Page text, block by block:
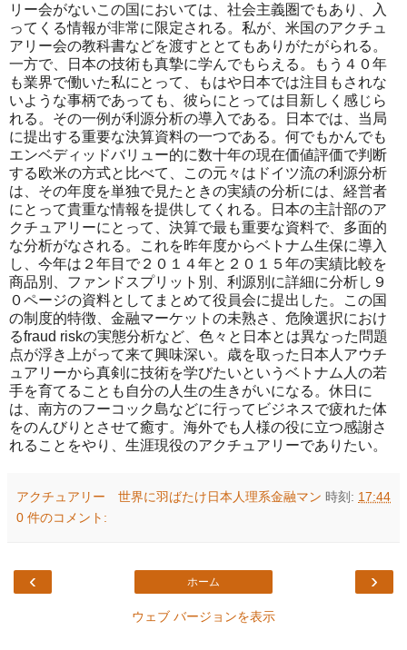
リー会がないこの国においては、社会主義圏でもあり、入
ってくる情報が非常に限定される。私が、米国のアクチュ
アリー会の教科書などを渡すととてもありがたがられる。
一方で、日本の技術も真摯に学んでもらえる。もう４０年
も業界で働いた私にとって、もはや日本では注目もされな
いような事柄であっても、彼らにとっては目新しく感じら
れる。その一例が利源分析の導入である。日本では、当局
に提出する重要な決算資料の一つである。何でもかんでも
エンベディッドバリュー的に数十年の現在価値評価で判断
する欧米の方式と比べて、この元々はドイツ流の利源分析
は、その年度を単独で見たときの実績の分析には、経営者
にとって貴重な情報を提供してくれる。日本の主計部のア
クチュアリーにとって、決算で最も重要な資料で、多面的
な分析がなされる。これを昨年度からベトナム生保に導入
し、今年は２年目で２０１４年と２０１５年の実績比較を
商品別、ファンドスプリット別、利源別に詳細に分析し９
０ページの資料としてまとめて役員会に提出した。この国
の制度的特徴、金融マーケットの未熟さ、危険選択におけ
るfraud riskの実態分析など、色々と日本とは異なった問題
点が浮き上がって来て興味深い。歳を取った日本人アウチ
ュアリーから真剣に技術を学びたいというベトナム人の若
手を育てることも自分の人生の生きがいになる。休日に
は、南方のフーコック島などに行ってビジネスで疲れた体
をのんびりとさせて癒す。海外でも人様の役に立つ感謝さ
れることをやり、生涯現役のアクチュアリーでありたい。
アクチュアリー 世界に羽ばたけ日本人理系金融マン 時刻: 17:44
0 件のコメント:
‹ ›
ホーム
ウェブ バージョンを表示